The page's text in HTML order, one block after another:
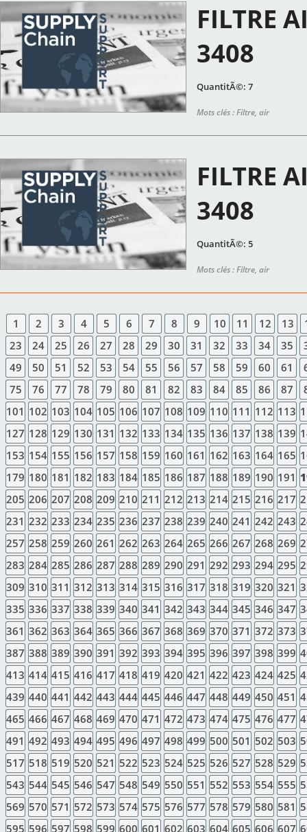
FILTRE
3408
QuantitÃ©: 7
Mots clés : Filtre, air
FILTRE
3408
QuantitÃ©: 5
Mots clés : Filtre, air
1 2 3 4 5 6 7 8 9 10 11 12 13
23
24 25 26 27 28 29 30 31 32 33 34 35
49
50 51 52 53 54 55 56 57 58 59 60 61
75
76 77 78 79 80 81 82 83 84 85 86 87
101 102 103 104 105 106 107 108 109 110 111 112 113
127 128 129 130 131 132 133 134 135 136 137 138 139
153 154 155 156 157 158 159 160 161 162 163 164 165
179 180 181 182 183 184 185 186 187 188 189 190 191
205 206 207 208 209 210 211 212 213 214 215 216 217
231 232 233 234 235 236 237 238 239 240 241 242 243
257 258 259 260 261 262 263 264 265 266 267 268 269
283 284 285 286 287 288 289 290 291 292 293 294 295
309 310 311 312 313 314 315 316 317 318 319 320 321
335 336 337 338 339 340 341 342 343 344 345 346 347
361 362 363 364 365 366 367 368 369 370 371 372 373
387 388 389 390 391 392 393 394 395 396 397 398 399
413 414 415 416 417 418 419 420 421 422 423 424 425
439 440 441 442 443 444 445 446 447 448 449 450 451
465 466 467 468 469 470 471 472 473 474 475 476 477
491 492 493 494 495 496 497 498 499 500 501 502 503
517 518 519 520 521 522 523 524 525 526 527 528 529
543 544 545 546 547 548 549 550 551 552 553 554 555
569 570 571 572 573 574 575 576 577 578 579 580 581
595 596 597 598 599 600 601 602 603 604 605 606 607